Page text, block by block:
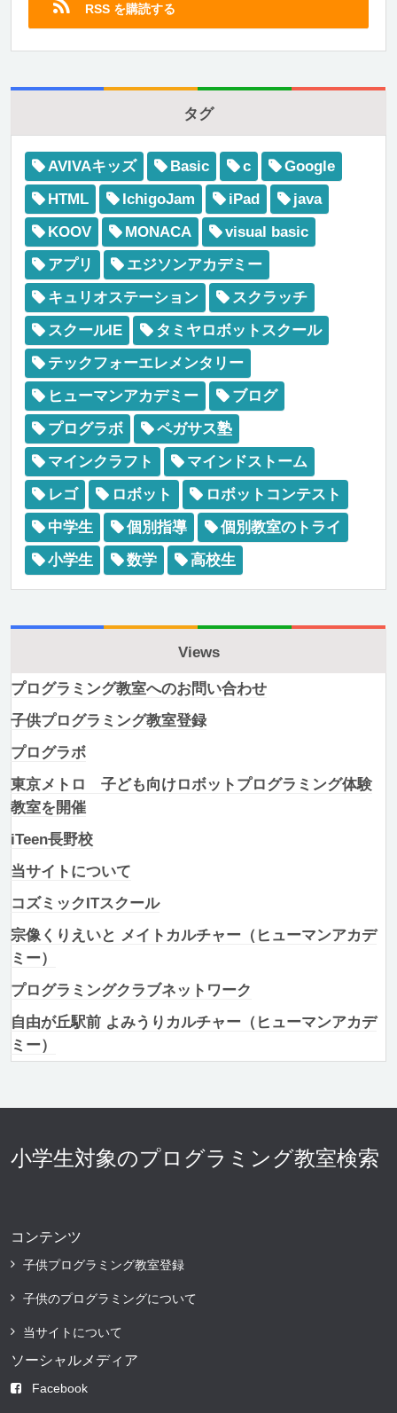
RSS を購読する
タグ
AVIVAキッズ Basic c
Google
HTML
IchigoJam iPad
java
KOOV
MONACA
visual basic
アプリ
エジソンアカデミー
キュリオステーション
スクラッチ
スクールIE
タミヤロボットスクール
テックフォーエレメンタリー
ヒューマンアカデミー
ブログ
プログラボ
ペガサス塾
マインクラフト
マインドストーム
レゴ
ロボット
ロボットコンテスト
中学生
個別指導
個別教室のトライ
小学生
数学 高校生
Views
プログラミング教室へのお問い合わせ
子供プログラミング教室登録
プログラボ
東京メトロ 子ども向けロボットプログラミング体験
教室を開催
iTeen長野校
当サイトについて
コズミックITスクール
宗像くりえいと メイトカルチャー（ヒューマンアカデ
ミー）
プログラミングクラブネットワーク
自由が丘駅前 よみうりカルチャー（ヒューマンアカデ
ミー）
小学生対象のプログラミング教室検索
コンテンツ
子供プログラミング教室登録
子供のプログラミングについて
当サイトについて
ソーシャルメディア
Facebook